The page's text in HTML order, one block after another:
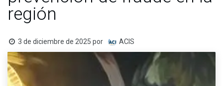
región
3 de diciembre de 2025 por ACIS